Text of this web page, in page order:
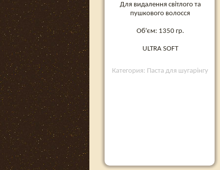
Для видалення світлого та
пушкового волосся
Об'єм: 1350 гр.
ULTRA SOFT
Категория: Паста для шугарінгу